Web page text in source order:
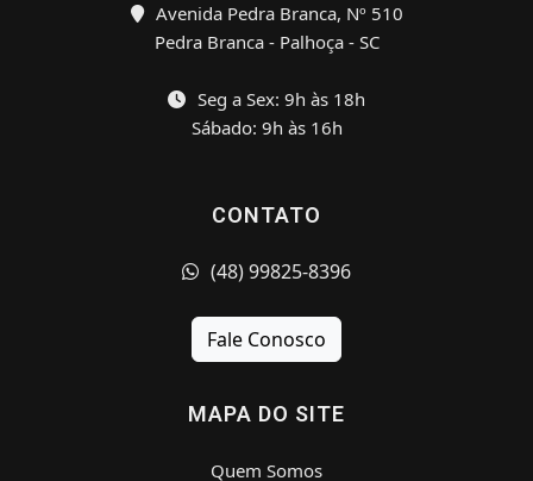
Avenida Pedra Branca, Nº 510
Pedra Branca - Palhoça - SC
Seg a Sex: 9h às 18h
Sábado: 9h às 16h
CONTATO
(48) 99825-8396
Fale Conosco
MAPA DO SITE
Quem Somos